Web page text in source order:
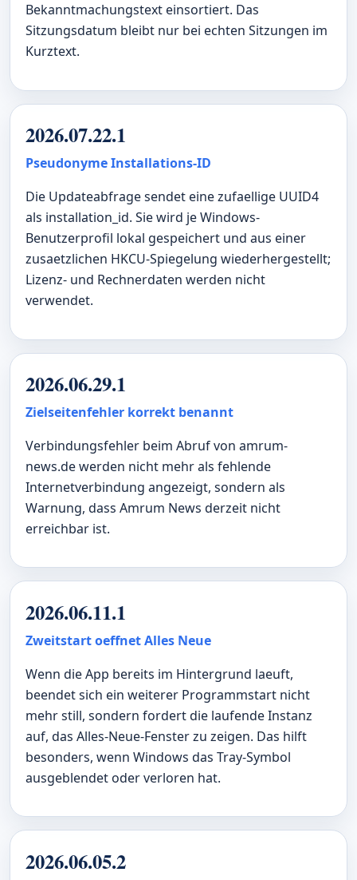
Bekanntmachungstext einsortiert. Das
Sitzungsdatum bleibt nur bei echten Sitzungen im
Kurztext.
2026.07.22.1
Pseudonyme Installations-ID
Die Updateabfrage sendet eine zufaellige UUID4
als installation_id. Sie wird je Windows-
Benutzerprofil lokal gespeichert und aus einer
zusaetzlichen HKCU-Spiegelung wiederhergestellt;
Lizenz- und Rechnerdaten werden nicht
verwendet.
2026.06.29.1
Zielseitenfehler korrekt benannt
Verbindungsfehler beim Abruf von amrum-
news.de werden nicht mehr als fehlende
Internetverbindung angezeigt, sondern als
Warnung, dass Amrum News derzeit nicht
erreichbar ist.
2026.06.11.1
Zweitstart oeffnet Alles Neue
Wenn die App bereits im Hintergrund laeuft,
beendet sich ein weiterer Programmstart nicht
mehr still, sondern fordert die laufende Instanz
auf, das Alles-Neue-Fenster zu zeigen. Das hilft
besonders, wenn Windows das Tray-Symbol
ausgeblendet oder verloren hat.
2026.06.05.2